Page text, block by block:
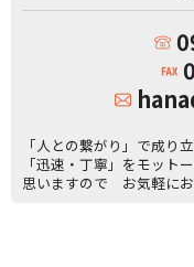
「人との繋がり」で成り
「迅速・丁寧」をモット
思いますので お気軽にお